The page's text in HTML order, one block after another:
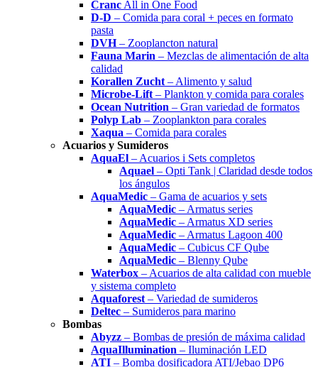
Cranc All in One Food
D-D – Comida para coral + peces en formato
pasta
DVH– Zooplancton natural
Fauna Marin – Mezclas de alimentación de alta
calidad
Korallen Zucht – Alimento y salud
Microbe-Lift – Plankton y comida para corales
Ocean Nutrition – Gran variedad de formatos
Polyp Lab – Zooplankton para corales
Xaqua – Comida para corales
Acuarios y Sumideros
AquaEl – Acuarios i Sets completos
Aquael – Opti Tank | Claridad desde todos
los ángulos
AquaMedic – Gama de acuarios y sets
AquaMedic – Armatus series
AquaMedic – Armatus XD series
AquaMedic – Armatus Lagoon 400
AquaMedic – Cubicus CF Qube
AquaMedic – Blenny Qube
Waterbox – Acuarios de alta calidad con mueble
y sistema completo
Aquaforest – Variedad de sumideros
Deltec – Sumideros para marino
Bombas
Abyzz – Bombas de presión de máxima calidad
AquaIllumination – Iluminación LED
ATI – Bomba dosificadora ATI/Jebao DP6